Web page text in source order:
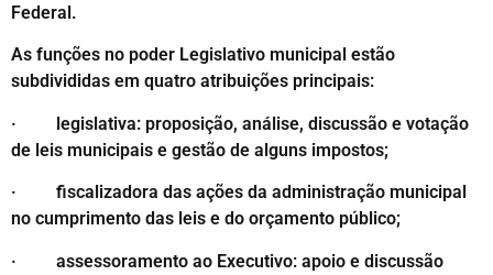
Federal.
As funções no poder Legislativo municipal estão
subdivididas em quatro atribuições principais:
· legislativa: proposição, análise, discussão e votação
de leis municipais e gestão de alguns impostos;
· fiscalizadora das ações da administração municipal
no cumprimento das leis e do orçamento público;
· assessoramento ao Executivo: apoio e discussão